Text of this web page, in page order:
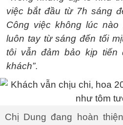
việc bắt đầu từ 7h sáng
Công việc không lúc nào
luôn tay từ sáng đến tối
tôi vẫn đảm bảo kịp tiến
khách”.
Chị Dung đang hoàn